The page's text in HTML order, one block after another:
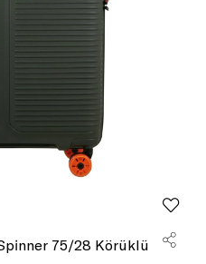
75/28 Körüklü